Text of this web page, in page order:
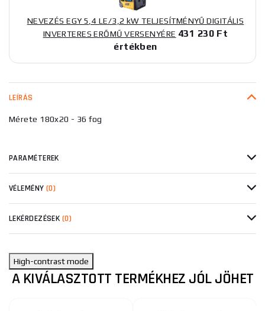
NEVEZÉS EGY 5,4 LE/3,2 kW TELJESÍTMÉNYŰ DIGITÁLIS
INVERTERES ERŐMŰ VERSENYÉRE 431 230 Ft
értékben
LEÍRÁS
Mérete 180x20 - 36 fog
PARAMÉTEREK
VÉLEMÉNY (0)
LEKÉRDEZÉSEK (0)
High-contrast mode
A KIVÁLASZTOTT TERMÉKHEZ JÓL JÖHET